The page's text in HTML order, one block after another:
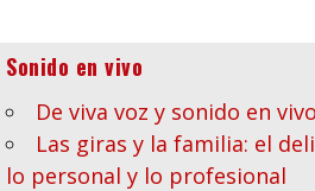
Sonido en vivo
De viva voz y sonido en vivo
Las giras y la familia: el
lo personal y lo profesional